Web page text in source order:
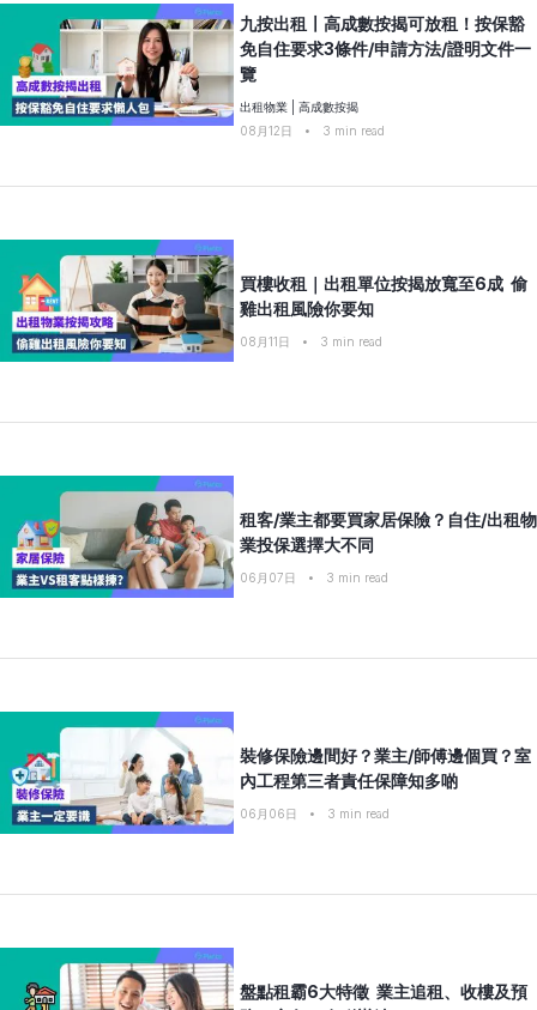
九按出租〡高成數按揭可放租！按保豁
免自住要求3條件/申請方法/證明文件一
覽
出租物業
高成數按揭
08月12日
• 3 min read
買樓收租｜出租單位按揭放寬至6成 偷
雞出租風險你要知
08月11日 • 3 min read
租客/業主都要買家居保險？自住/出租物
業投保選擇大不同
06月07日 • 3 min read
裝修保險邊間好？業主/師傅邊個買？室
內工程第三者責任保障知多啲
06月06日 • 3 min read
盤點租霸6大特徵 業主追租、收樓及預